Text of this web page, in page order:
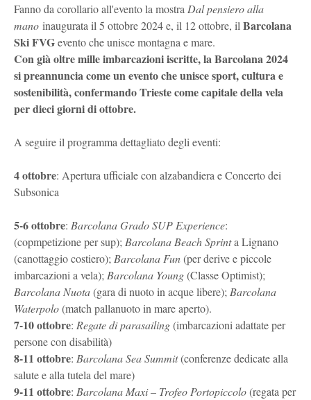
Fanno da corollario all'evento la mostra Dal pensiero alla
mano inaugurata il 5 ottobre 2024 e, il 12 ottobre, il Barcolana
Ski FVGevento che unisce montagna e mare.
Con già oltre mille imbarcazioni iscritte, la Barcolana 2024
si preannuncia come un evento che unisce sport, cultura e
sostenibilità, confermando Trieste come capitale della vela
per dieci giorni di ottobre.
A seguire il programma dettagliato degli eventi:
4 ottobre: Apertura ufficiale con alzabandiera e Concerto dei
Subsonica
5-6 ottobre: Barcolana Grado SUP Experience:
(copmpetizione per sup); Barcolana Beach Sprinta Lignano
(canottaggio costiero); Barcolana Fun(per derive e piccole
imbarcazioni a vela); Barcolana Young(Classe Optimist);
Barcolana Nuota(gara di nuoto in acque libere); Barcolana
Waterpolo(match pallanuoto in mare aperto).
7-10 ottobre: Regate di parasailing(imbarcazioni adattate per
persone con disabilità)
8-11 ottobre: Barcolana Sea Summit(conferenze dedicate alla
salute e alla tutela del mare)
9-11 ottobre: Barcolana Maxi – Trofeo Portopiccolo(regata per